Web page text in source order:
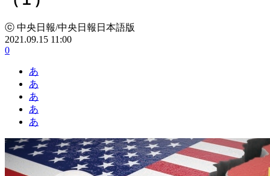
ⓒ 中央日報/中央日報日本語版
2021.09.15 11:00
0
あ
あ
あ
あ
あ